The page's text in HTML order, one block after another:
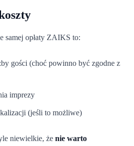
samej opłaty ZAIKS to:
gości (choć powinno być zgodne z
imprezy
(jeśli to możliwe)
niewielkie, że nie warto